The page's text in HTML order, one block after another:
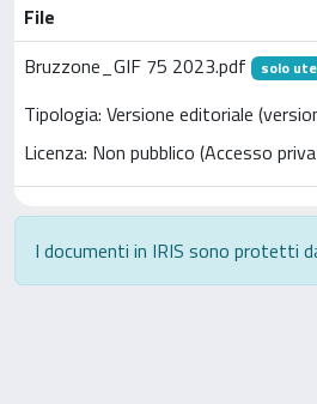
File
Bruzzone_GIF 75 2023.pdf
solo
Tipologia: Versione editoriale
Licenza: Non pubblico (Accesso
I documenti in IRIS sono protetti